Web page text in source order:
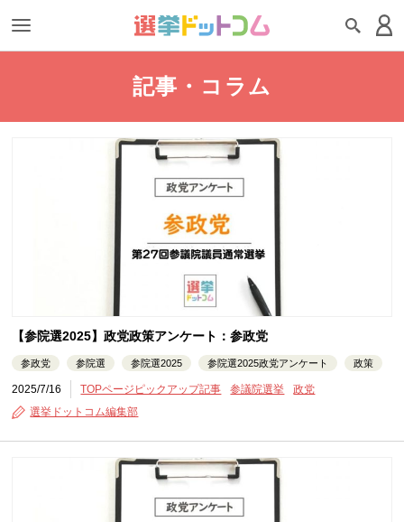
記事・コラム
【参院選2025】政党政策アンケート：参政党
参政党 参院選 参院選2025 参院選2025政党アンケート 政策
2025/7/16 TOPページピックアップ記事 参議院選挙
政党
選挙ドットコム編集部